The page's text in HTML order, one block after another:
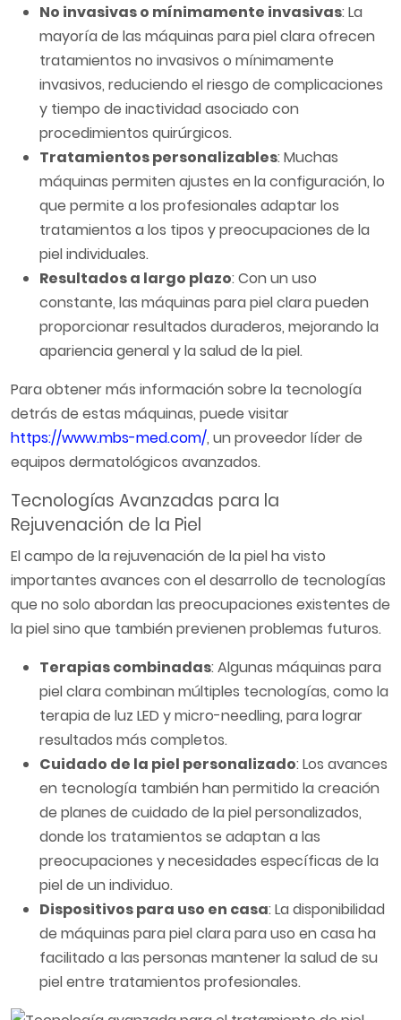
No invasivas o mínimamente invasivas: La
mayoría de las máquinas para piel clara ofrecen
tratamientos no invasivos o mínimamente
invasivos, reduciendo el riesgo de complicaciones
y tiempo de inactividad asociado con
procedimientos quirúrgicos.
Tratamientos personalizables: Muchas
máquinas permiten ajustes en la configuración, lo
que permite a los profesionales adaptar los
tratamientos a los tipos y preocupaciones de la
piel individuales.
Resultados a largo plazo: Con un uso
constante, las máquinas para piel clara pueden
proporcionar resultados duraderos, mejorando la
apariencia general y la salud de la piel.
Para obtener más información sobre la tecnología
detrás de estas máquinas, puede visitar
https://www.mbs-med.com/, un proveedor líder de
equipos dermatológicos avanzados.
Tecnologías Avanzadas para la
Rejuvenación de la Piel
El campo de la rejuvenación de la piel ha visto
importantes avances con el desarrollo de tecnologías
que no solo abordan las preocupaciones existentes de
la piel sino que también previenen problemas futuros.
Terapias combinadas: Algunas máquinas para
piel clara combinan múltiples tecnologías, como la
terapia de luz LED y micro-needling, para lograr
resultados más completos.
Cuidado de la piel personalizado: Los avances
en tecnología también han permitido la creación
de planes de cuidado de la piel personalizados,
donde los tratamientos se adaptan a las
preocupaciones y necesidades específicas de la
piel de un individuo.
Dispositivos para uso en casa: La disponibilidad
de máquinas para piel clara para uso en casa ha
facilitado a las personas mantener la salud de su
piel entre tratamientos profesionales.